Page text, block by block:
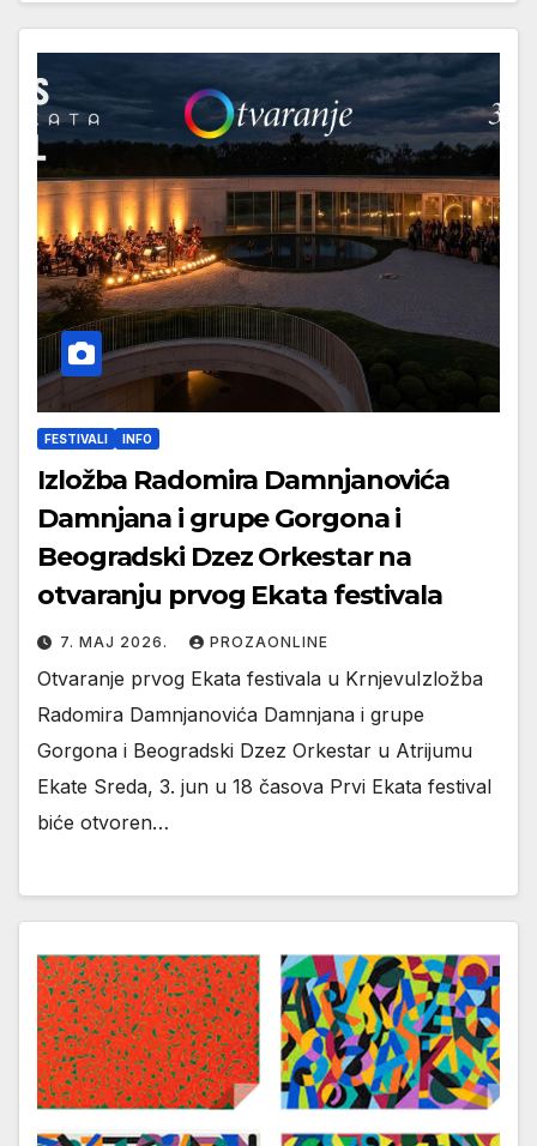
FESTIVALI INFO
Izložba Radomira Damnjanovića
Damnjana i grupe Gorgona i
Beogradski Dzez Orkestar na
otvaranju prvog Ekata festivala
7. МАЈ 2026. PROZAONLINE
Otvaranje prvog Ekata festivala u KrnjevuIzložba
Radomira Damnjanovića Damnjana i grupe
Gorgona i Beogradski Dzez Orkestar u Atrijumu
Ekate Sreda, 3. jun u 18 časova Prvi Ekata festival
biće otvoren…